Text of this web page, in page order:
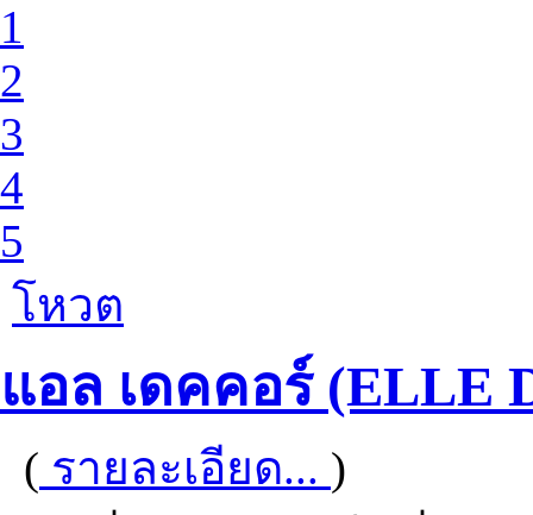
1
2
3
4
5
โหวต
แอล เดคคอร์ (ELLE
( รายละเอียด... )